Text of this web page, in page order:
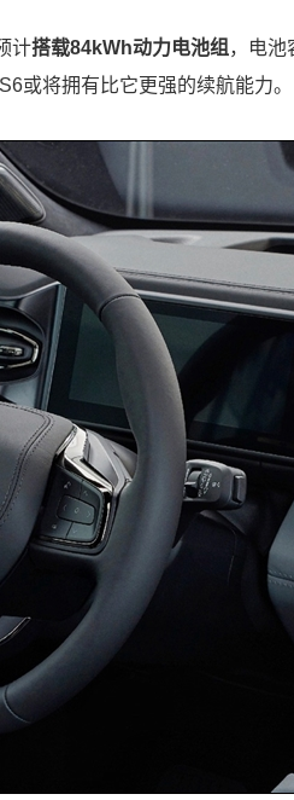
计搭载84kWh动力电池组 ，电池
或将拥有比它更强的续航能力。